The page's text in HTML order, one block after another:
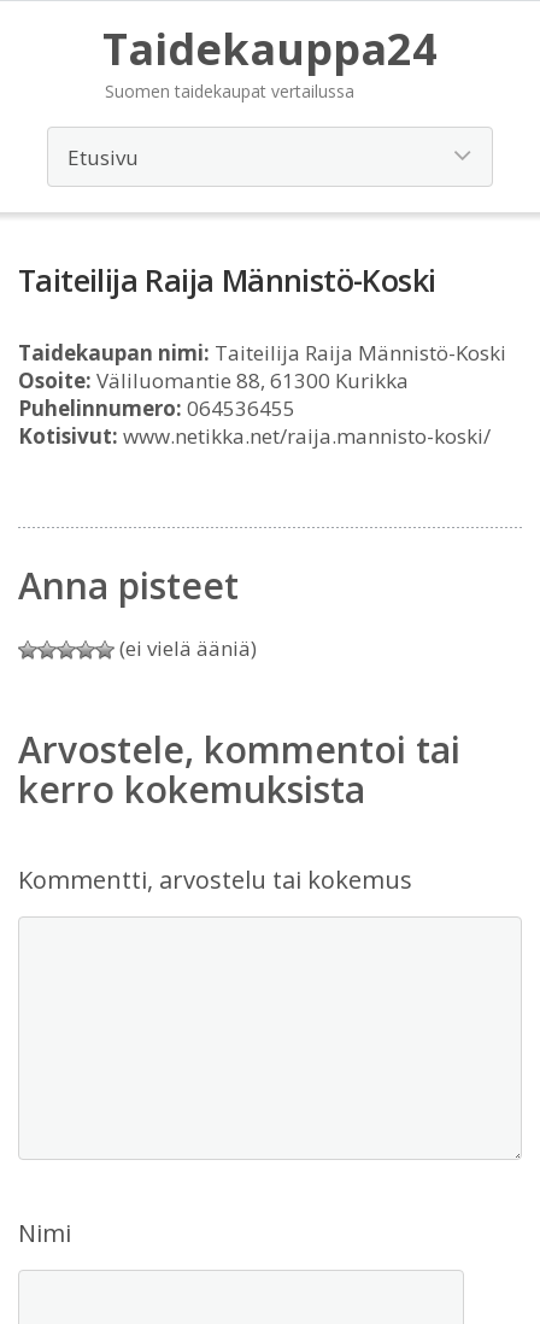
Taidekauppa24
Suomen taidekaupat vertailussa
Taiteilija Raija Männistö-Koski
Taidekaupan nimi: Taiteilija Raija Männistö-Koski
Osoite: Väliluomantie 88, 61300 Kurikka
Puhelinnumero: 064536455
Kotisivut: www.netikka.net/raija.mannisto-koski/
Anna pisteet
(ei vielä ääniä)
Arvostele, kommentoi tai
kerro kokemuksista
Kommentti, arvostelu tai kokemus
Nimi